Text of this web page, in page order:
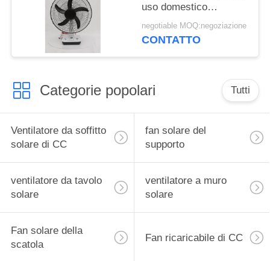
uso domestico
DC12V/AC220V
15W±3W
negotiable MOQ:negoziazione
CONTATTO
Categorie popolari Tutti
Ventilatore da soffitto
solare di CC
fan solare del
supporto
ventilatore da tavolo
solare
ventilatore a muro
solare
Fan solare della
scatola
Fan ricaricabile di CC